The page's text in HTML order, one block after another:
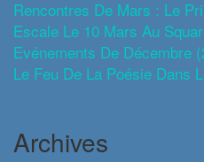
Rencontres De Mars : Le
Escale Le 10 Mars Au
Evénements De Décembre
Le Feu De La Poésie Dans
Archives